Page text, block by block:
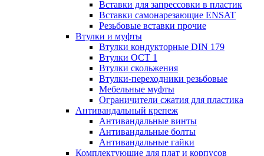
Вставки для запрессовки в пластик
Вставки самонарезающие ENSAT
Резьбовые вставки прочие
Втулки и муфты
Втулки кондукторные DIN 179
Втулки ОСТ 1
Втулки скольжения
Втулки-переходники резьбовые
Мебельные муфты
Ограничители сжатия для пластика
Антивандальный крепеж
Антивандальные винты
Антивандальные болты
Антивандальные гайки
Комплектующие для плат и корпусов